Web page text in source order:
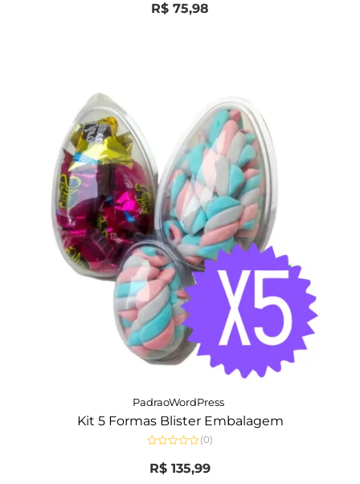
deR$ 75,98
PadraoWordPress
Kit 5 Formas Blister Embalagem
0
de
(0)
R$ 135,99